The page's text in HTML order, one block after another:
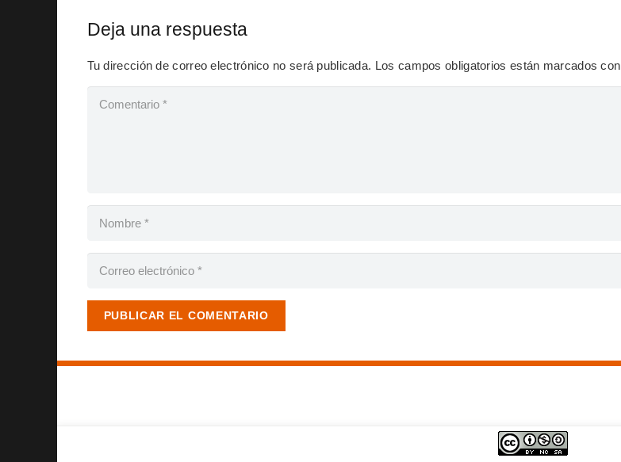
Deja una respuesta
Tu dirección de correo electrónico no será publicada. Los campos obligatorios están marcados con
PUBLICAR EL COMENTARIO